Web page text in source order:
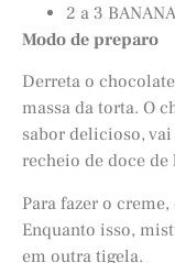
2 a 3
Modo de preparo
Derreta o
massa da torta. O
sabor delicioso,
recheio de doce de
Para fazer o
Enquanto isso,
em outra tigela.